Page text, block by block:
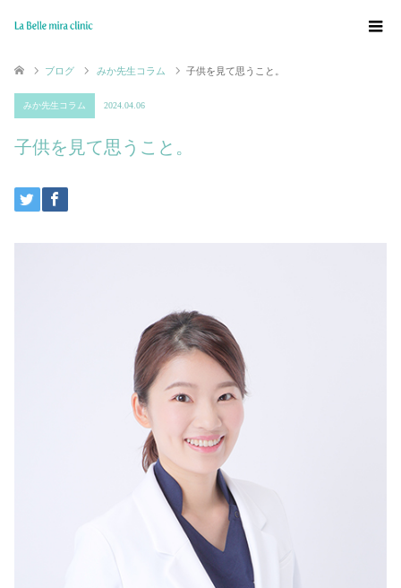
ブログ みか先生コラム 子供を見て思うこと。
みか先生コラム 2024.04.06
子供を見て思うこと。